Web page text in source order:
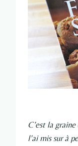
C’est la
l’ai mis sur à